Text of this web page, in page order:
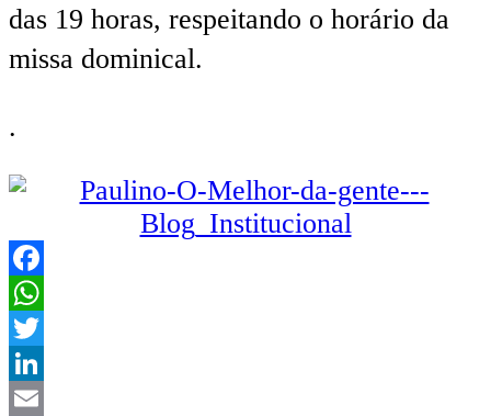
das 19 horas, respeitando o horário da
missa dominical.
.
Facebook
WhatsApp
Twitter
LinkedIn